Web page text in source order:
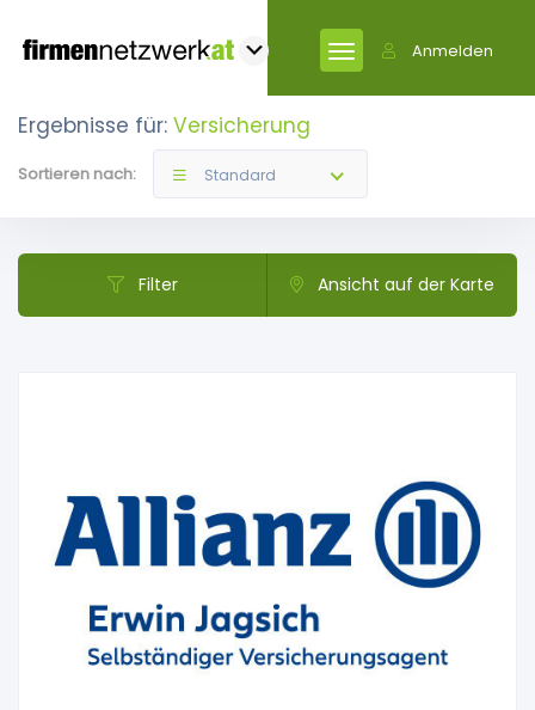
Anmelden
Ergebnisse für: Versicherung
Sortieren nach: Standard
Filter Ansicht auf der Karte